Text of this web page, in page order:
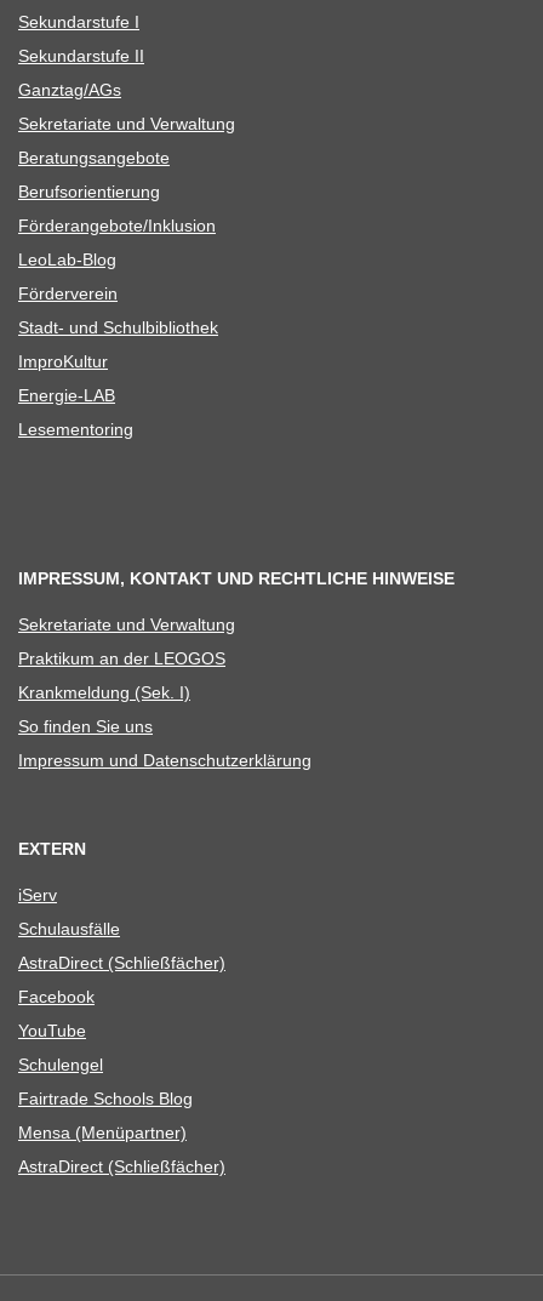
Sekun­dar­stufe I
Sekun­dar­stufe II
Ganztag/​​AGs
Sekre­ta­riate und Verwaltung
Bera­tungs­an­ge­bote
Berufs­ori­en­tie­rung
Förderangebote/​​Inklusion
Leo­Lab-Blog
För­der­ver­ein
Stadt- und Schulbibliothek
Impro­Kul­tur
Ener­­gie-LAB
Lese­men­to­ring
IMPRESSUM, KONTAKT UND RECHTLICHE HINWEISE
Sekre­ta­riate und Verwaltung
Prak­ti­kum an der LEOGOS
Krank­mel­dung (Sek. I)
So fin­den Sie uns
Impres­sum und Datenschutzerklärung
EXTERN
iServ
Schul­aus­fälle
Astra­Di­rect (Schließ­fä­cher)
Face­book
You­Tube
Schul­en­gel
Fair­trade Schools Blog
Mensa (Menü­part­ner)
Astra­Di­rect (Schließ­fä­cher)